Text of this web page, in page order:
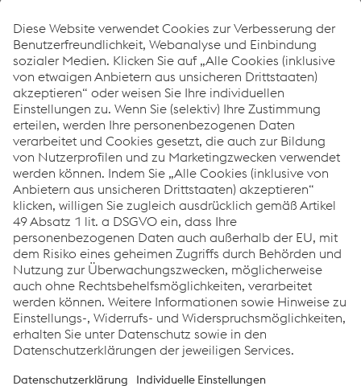
Hauptversammlung 2010
Hauptversammlung 2009
Hauptversammlung 2008
Hauptversammlung 2007
Hauptversammlung 2006
Hauptversammlung 2005
Hauptversammlung 2004
Hauptversammlung 2003
Links
Standorte
Produkte
Kontakt
Information für Suppliers
Datenschutz